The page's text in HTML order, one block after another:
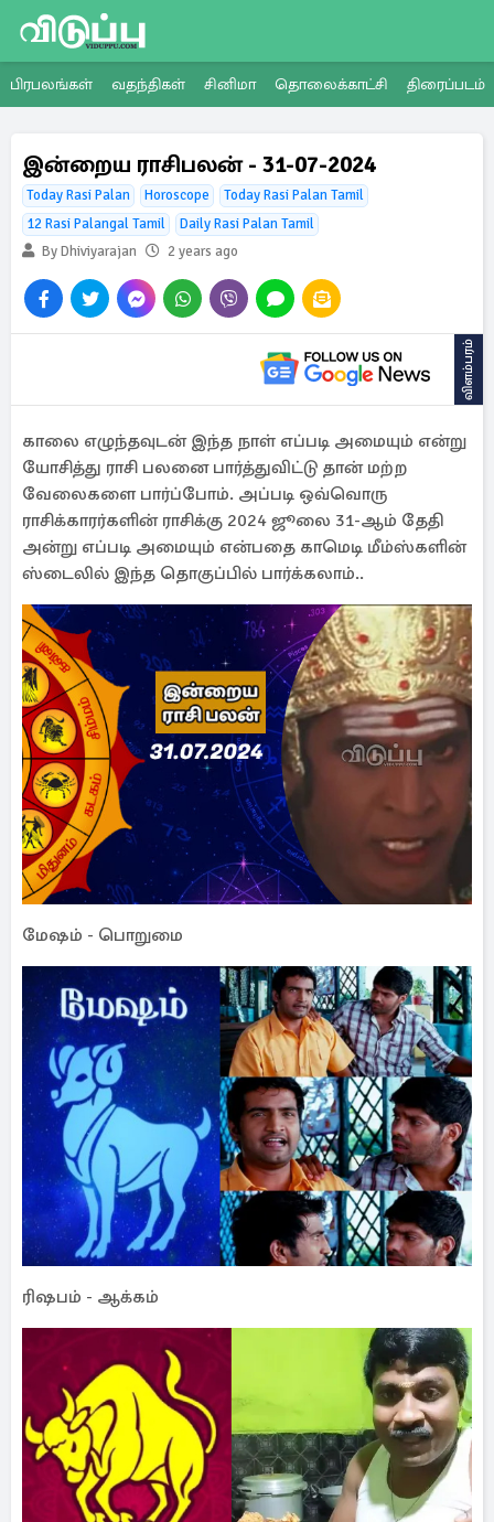
பிரபலங்கள் வதந்திகள் சினிமா தொலைக்காட்சி திரைப்படம்
இன்றைய ராசிபலன் - 31-07-2024
Today Rasi Palan Horoscope
Today Rasi Palan Tamil
12 Rasi Palangal Tamil
Daily Rasi Palan Tamil
By Dhiviyarajan
2 years ago
விளம்பரம்
காலை எழுந்தவுடன் இந்த நாள் எப்படி அமையும் என்று
யோசித்து ராசி பலனை பார்த்துவிட்டு தான் மற்ற
வேலைகளை பார்ப்போம். அப்படி ஒவ்வொரு
ராசிக்காரர்களின் ராசிக்கு 2024 ஜூலை 31-ஆம் தேதி
அன்று எப்படி அமையும் என்பதை காமெடி மீம்ஸ்களின்
ஸ்டைலில் இந்த தொகுப்பில் பார்க்கலாம்..
மேஷம் - பொறுமை
ரிஷபம் - ஆக்கம்